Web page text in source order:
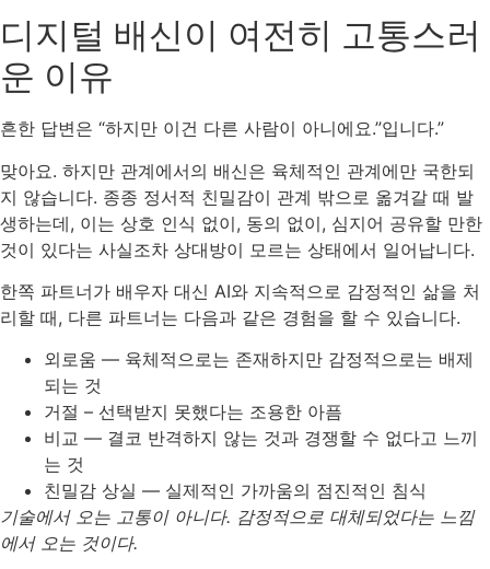
디지털 배신이 여전히 고통스러
운 이유
흔한 답변은 “하지만 이건 다른 사람이 아니에요.”입니다.”
맞아요. 하지만 관계에서의 배신은 육체적인 관계에만 국한되
지 않습니다. 종종 정서적 친밀감이 관계 밖으로 옮겨갈 때 발
생하는데, 이는 상호 인식 없이, 동의 없이, 심지어 공유할 만한
것이 있다는 사실조차 상대방이 모르는 상태에서 일어납니다.
한쪽 파트너가 배우자 대신 AI와 지속적으로 감정적인 삶을 처
리할 때, 다른 파트너는 다음과 같은 경험을 할 수 있습니다.
외로움 — 육체적으로는 존재하지만 감정적으로는 배제
되는 것
거절 – 선택받지 못했다는 조용한 아픔
비교 — 결코 반격하지 않는 것과 경쟁할 수 없다고 느끼
는 것
친밀감 상실 — 실제적인 가까움의 점진적인 침식
기술에서 오는 고통이 아니다. 감정적으로 대체되었다는 느낌
에서 오는 것이다.